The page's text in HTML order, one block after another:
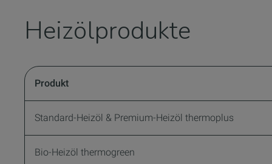
Heizölprodukte
Produkt
Standard-Heizöl & Premium-
Bio-Heizöl thermogreen